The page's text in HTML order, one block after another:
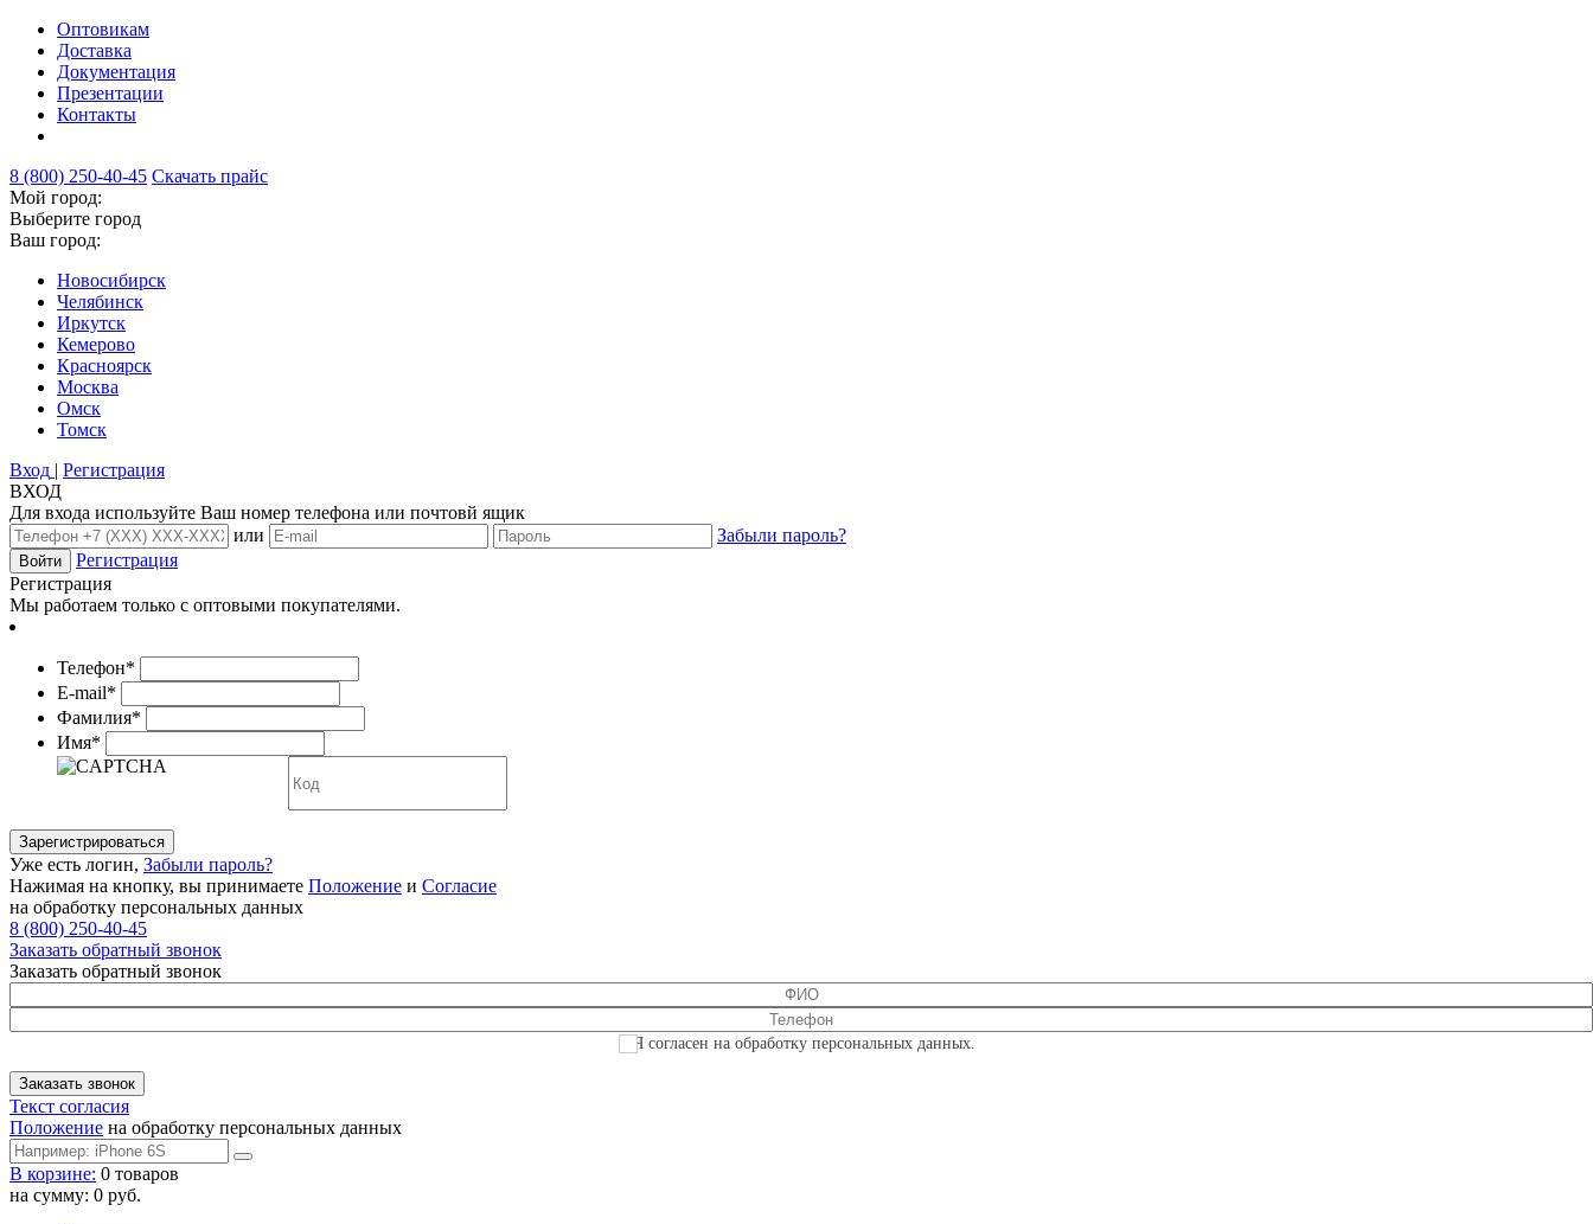
Оптовикам
Доставка
Документация
Презентации
Контакты
8 (800) 250-40-45 Скачать прайс
Мой город:
Выберите город
Ваш город:
Новосибирск
Челябинск
Иркутск
Кемерово
Красноярск
Москва
Омск
Томск
Вход | Регистрация
ВХОД
Для входа используйте Ваш номер телефона или почтовй ящик
или
Забыли пароль?
Регистрация
Регистрация
Мы работаем только с оптовыми покупателями.
Телефон*
E-mail*
Фамилия*
Имя*
Уже есть логин, Забыли пароль?
Нажимая на кнопку, вы принимаете Положение и Согласие
на обработку персональных данных
8 (800) 250-40-45
Заказать обратный звонок
Заказать обратный звонок
Я согласен на обработку персональных данных.
Текст согласия
Положение на обработку персональных данных
В корзине: 0 товаров
на сумму: 0 руб.